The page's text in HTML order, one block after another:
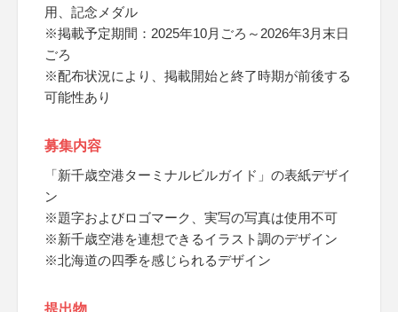
用、記念メダル
※掲載予定期間：2025年10月ごろ～2026年3月末日
ごろ
※配布状況により、掲載開始と終了時期が前後する
可能性あり
募集内容
「新千歳空港ターミナルビルガイド」の表紙デザイ
ン
※題字およびロゴマーク、実写の写真は使用不可
※新千歳空港を連想できるイラスト調のデザイン
※北海道の四季を感じられるデザイン
提出物